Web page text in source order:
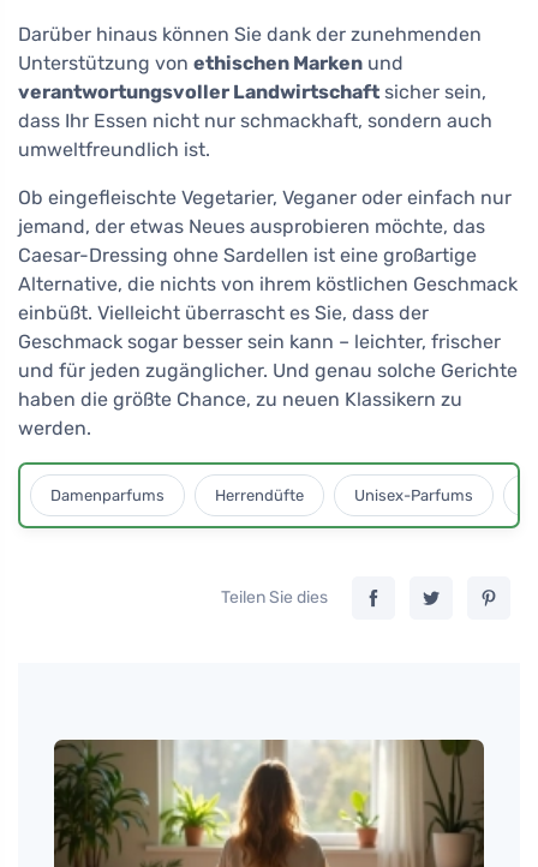
Darüber hinaus können Sie dank der zunehmenden
Unterstützung von ethischen Marken und
verantwortungsvoller Landwirtschaft sicher sein,
dass Ihr Essen nicht nur schmackhaft, sondern auch
umweltfreundlich ist.
Ob eingefleischte Vegetarier, Veganer oder einfach nur
jemand, der etwas Neues ausprobieren möchte, das
Caesar-Dressing ohne Sardellen ist eine großartige
Alternative, die nichts von ihrem köstlichen Geschmack
einbüßt. Vielleicht überrascht es Sie, dass der
Geschmack sogar besser sein kann – leichter, frischer
und für jeden zugänglicher. Und genau solche Gerichte
haben die größte Chance, zu neuen Klassikern zu
werden.
Damenparfums Herrendüfte Unisex-Parfums
Teilen Sie dies